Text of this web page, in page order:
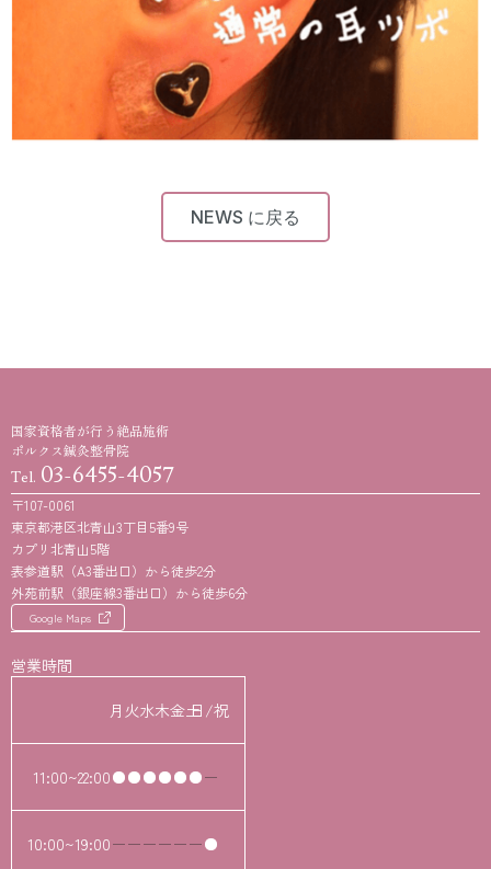
NEWS に戻る
国家資格者が行う絶品施術
ポルクス鍼灸整骨院
Tel. 03-6455-4057
〒107-0061
東京都港区北青山3丁目5番9号
カプリ北青山5階
表参道駅（A3番出口）から徒歩2分
外苑前駅（銀座線3番出口）から徒歩6分
Google Maps
営業時間
月 火水木金土
日/祝
11:00~22:00
10:00~19:00